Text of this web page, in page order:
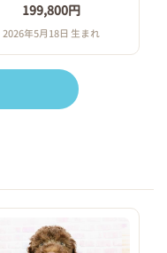
199,800円
2026年5月18日 生まれ